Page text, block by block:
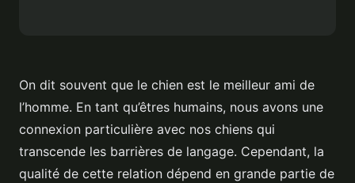
On dit souvent que le chien est le meilleur ami de
l’homme. En tant qu’êtres humains, nous avons une
connexion particulière avec nos chiens qui
transcende les barrières de langage. Cependant, la
qualité de cette relation dépend en grande partie de